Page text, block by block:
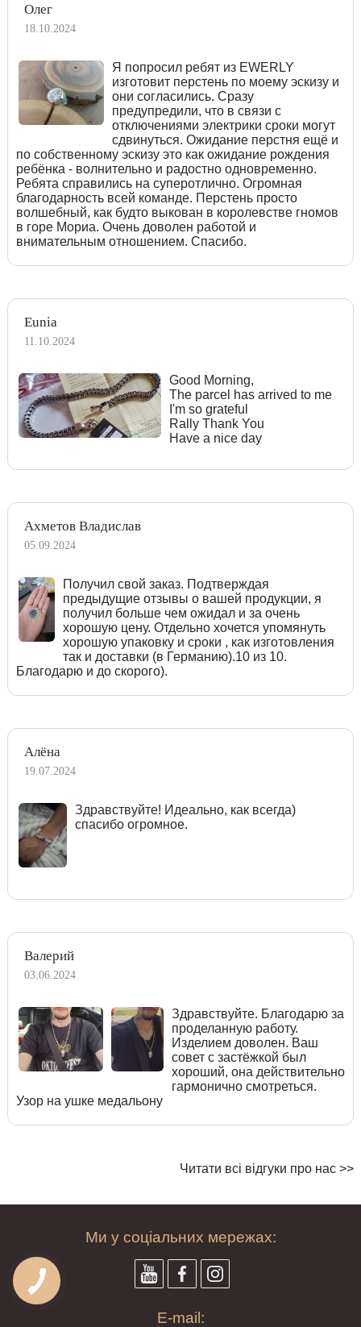
Олег
18.10.2024
Я попросил ребят из EWERLY
изготовит перстень по моему эскизу и
они согласились. Сразу
предупредили, что в связи с
отключениями электрики сроки могут
сдвинуться. Ожидание перстня ещё и
по собственному эскизу это как ожидание рождения
ребёнка - волнительно и радостно одновременно.
Ребята справились на суперотлично. Огромная
благодарность всей команде. Перстень просто
волшебный, как будто выкован в королевстве гномов
в горе Мориа. Очень доволен работой и
внимательным отношением. Спасибо.
Eunia
11.10.2024
Good Morning,
The parcel has arrived to me
I'm so grateful
Rally Thank You
Have a nice day
Ахметов Владислав
05.09.2024
Получил свой заказ. Подтверждая
предыдущие отзывы о вашей продукции, я
получил больше чем ожидал и за очень
хорошую цену. Отдельно хочется упомянуть
хорошую упаковку и сроки , как изготовления
так и доставки (в Германию).10 из 10.
Благодарю и до скорого).
Алёна
19.07.2024
Здравствуйте! Идеально, как всегда)
спасибо огромное.
Валерий
03.06.2024
Здравствуйте. Благодарю за
проделанную работу.
Изделием доволен. Ваш
совет с застёжкой был
хороший, она действительно
гармонично смотреться.
Узор на ушке медальону
Читати всі відгуки про нас >>
Ми у соціальних мережах:
E-mail: